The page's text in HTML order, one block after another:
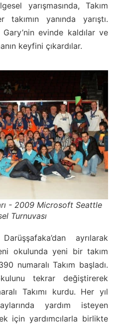
yarışmasında, Takım
yanında yarıştı.
Gary’nin evinde kaldılar ve
keyfini çıkardılar.
- 2009 Microsoft Seattle
Turnuvası
ayrılarak
okulunda yeni bir takım
numaralı Takım başladı.
tekrar değiştirerek
Takımı kurdu. Her yıl
yardım isteyen
için yardımcılarla birlikte